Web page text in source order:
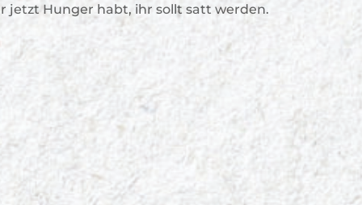
jetzt Hunger habt, ihr sollt satt werden.